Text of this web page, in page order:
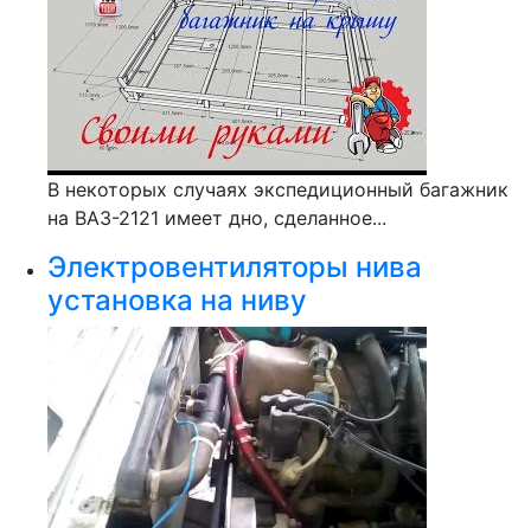
В некоторых случаях экспедиционный багажник
на ВАЗ-2121 имеет дно, сделанное...
Электровентиляторы нива
установка на ниву